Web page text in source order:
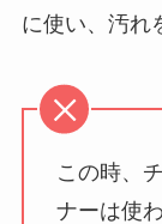
に使い、汚れ
この時、
ナーは使